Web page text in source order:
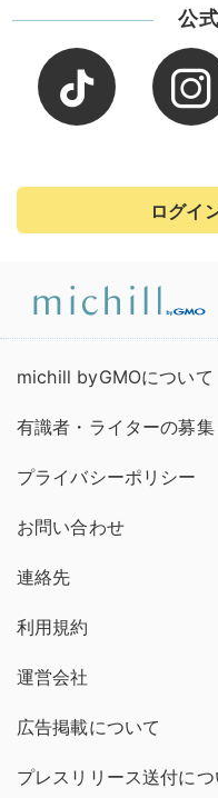
公
ログイ
michill byGMOについて
有識者・ライターの募集
プライバシーポリシー
お問い合わせ
連絡先
利用規約
運営会社
広告掲載について
プレスリリース送付につ